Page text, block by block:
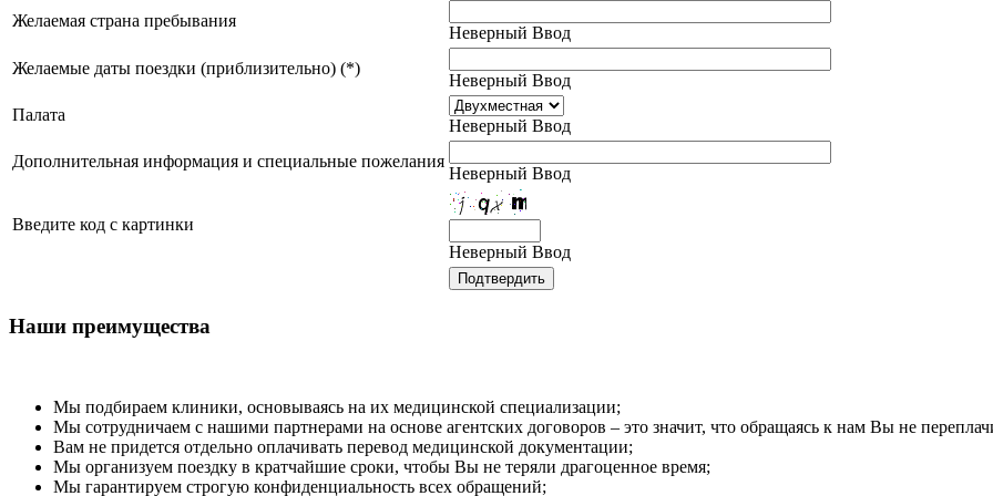
Желаемая страна пребывания
Неверный Ввод
Желаемые даты поездки (приблизительно) (*)
Неверный Ввод
Палата
Неверный Ввод
Дополнительная информация и специальные пожелания
Неверный Ввод
Введите код с картинки
Неверный Ввод
Наши преимущества
Мы подбираем клиники, основываясь на их медицинской специализации;
Мы сотрудничаем с нашими партнерами на основе агентских договоров – это значит, что обращаясь к нам Вы не
Вам не придется отдельно оплачивать перевод медицинской документации;
Мы организуем поездку в кратчайшие сроки, чтобы Вы не теряли драгоценное время;
Мы гарантируем строгую конфиденциальность всех обращений;